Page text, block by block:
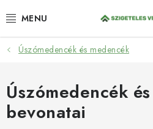
tartalomhoz
HIDROIZOLÁCIÓ
FESTÉKEK ÉS BEHATOLÁSOK
PADLÓK
Úszómedencék és medencék
Úszómedencék
bevonatai